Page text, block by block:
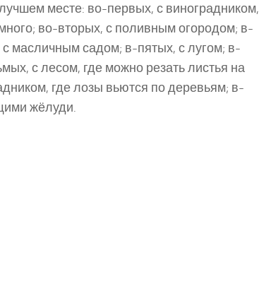
месте: во-первых, с виноградником,
во-вторых, с поливным огородом; в-
с масличным садом; в-пятых, с лугом; в-
с лесом, где можно резать листья на
где лозы вьются по деревьям; в-
жёлуди.